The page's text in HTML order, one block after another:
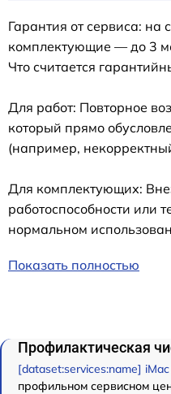
Гарантия от сервиса: на
комплектующие — до 3
Что считается
Для работ: Повторное
который прямо
(например,
Для комплектующих:
работоспособности или
нормальном
Показать полностью
Профилактическая
[dataset:services:name]
профильном сервисном